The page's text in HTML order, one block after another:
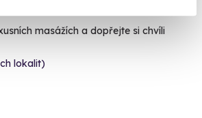
masážích a dopřejte si chvíli
lokalit)